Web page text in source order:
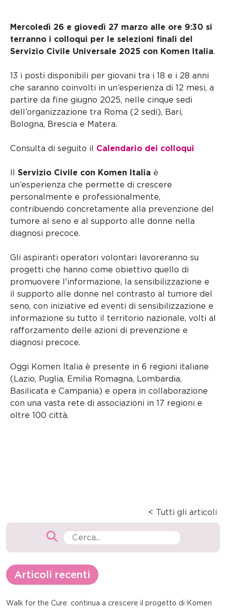
Mercoledì 26 e giovedì 27 marzo alle ore 9:30 si
terranno i colloqui per le selezioni finali del
Servizio Civile Universale 2025 con Komen Italia.
13 i posti disponibili per giovani tra i 18 e i 28 anni
che saranno coinvolti in un’esperienza di 12 mesi, a
partire da fine giugno 2025, nelle cinque sedi
dell’organizzazione tra Roma (2 sedi), Bari,
Bologna, Brescia e Matera.
Consulta di seguito il Calendario dei colloqui
Servizio Civile con Komen Italia è
un’esperienza che permette di crescere
personalmente e professionalmente,
contribuendo concretamente alla prevenzione del
tumore al seno e al supporto alle donne nella
diagnosi precoce.
Gli aspiranti operatori volontari lavoreranno su
progetti che hanno come obiettivo quello di
promuovere l'informazione, la sensibilizzazione e
il supporto alle donne nel contrasto al tumore del
seno, con iniziative ed eventi di sensibilizzazione e
informazione su tutto il territorio nazionale, volti al
rafforzamento delle azioni di prevenzione e
diagnosi precoce.
Oggi Komen Italia è presente in 6 regioni italiane
(Lazio, Puglia, Emilia Romagna, Lombardia,
Basilicata e Campania) e opera in collaborazione
con una vasta rete di associazioni in 17 regioni e
oltre 100 città.
< Tutti gli articoli
Articoli recenti
Walk for the Cure: continua a crescere il progetto di Komen